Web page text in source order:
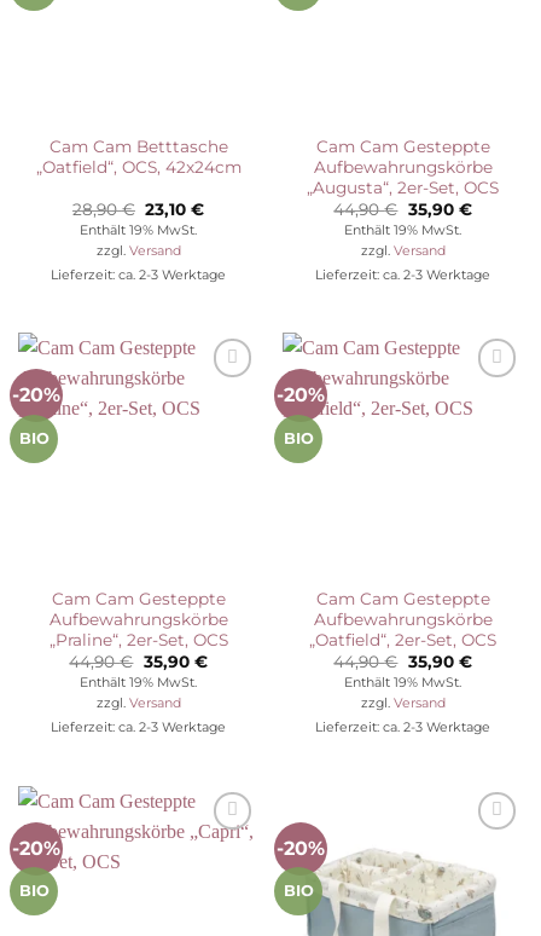
Cam Cam Betttasche
„Oatfield“, OCS, 42x24cm
28,90€ Ursprünglicher
Preis
war:
28,90 €
23,10€Aktueller
Enthält 19% MwSt.
zzgl. Versand
Lieferzeit: ca. 2-3 Werktage
Cam Cam Gesteppte
Aufbewahrungskörbe
„Augusta“, 2er-Set, OCS
44,90€ Ursprünglicher
Preis
war:
44,90 €
35,90 €
Enthält 19% MwSt.
zzgl. Versand
Lieferzeit: ca. 2-3 Werktage
-20%
BIO
Wunschliste
Cam Cam Gesteppte
Aufbewahrungskörbe
„Praline“, 2er-Set, OCS
44,90€ Ursprünglicher
Preis
war:
44,90 €
35,90 €Aktueller
Enthält 19% MwSt.
zzgl. Versand
Lieferzeit: ca. 2-3 Werktage
-20%
BIO
Wunschliste
Cam Cam Gesteppte
Aufbewahrungskörbe
„Oatfield“, 2er-Set, OCS
44,90€ Ursprünglicher
Preis
war:
44,90 €
35,90 €
Enthält 19% MwSt.
zzgl. Versand
Lieferzeit: ca. 2-3 Werktage
-20%
BIO
Auf die
-20%
BIO
Wunschliste